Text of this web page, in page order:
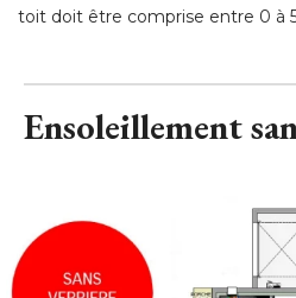
toit doit être comprise entre 0 à
Ensoleillement